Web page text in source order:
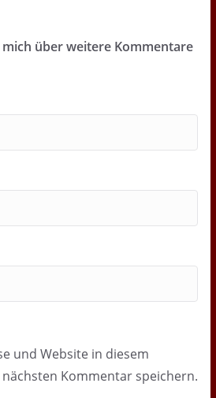
über weitere Kommentare
und Website in diesem
Kommentar speichern.